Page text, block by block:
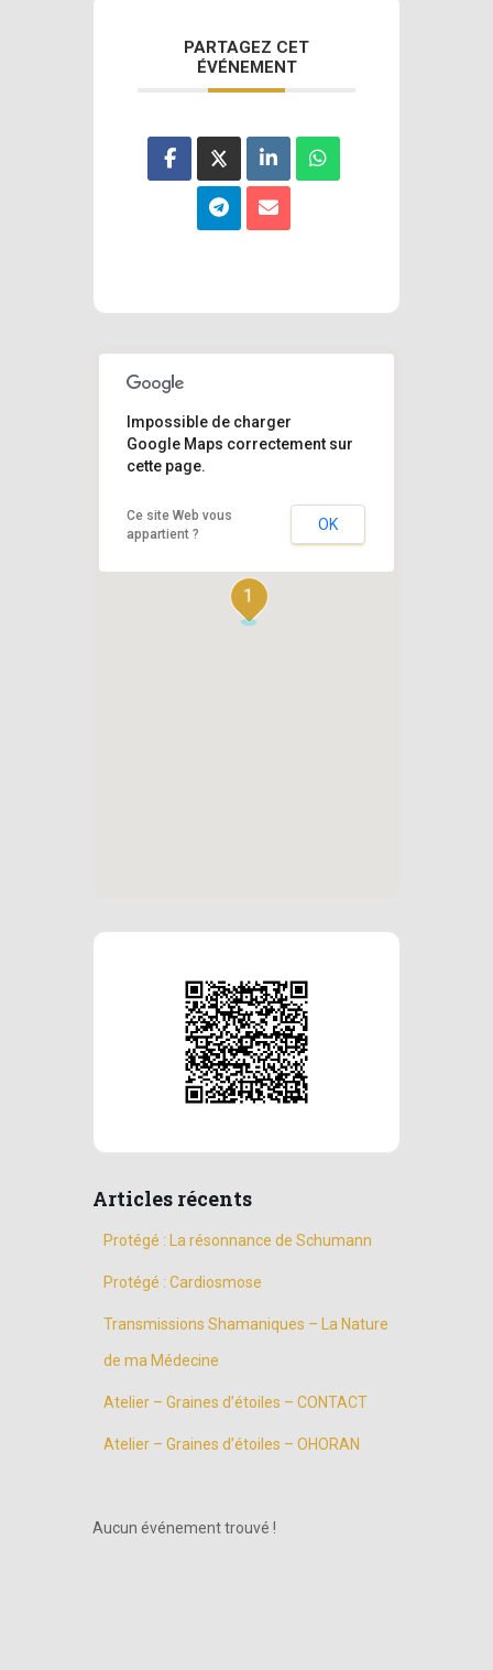
PARTAGEZ CET
ÉVÉNEMENT
1
Impossible de charger
Google Maps correctement sur
cette page.
Ce site Web vous
appartient ?
OK
Articles récents
Protégé : La résonnance de Schumann
Protégé : Cardiosmose
Transmissions Shamaniques – La Nature
de ma Médecine
Atelier – Graines d’étoiles – CONTACT
Atelier – Graines d’étoiles – OHORAN
Aucun événement trouvé !